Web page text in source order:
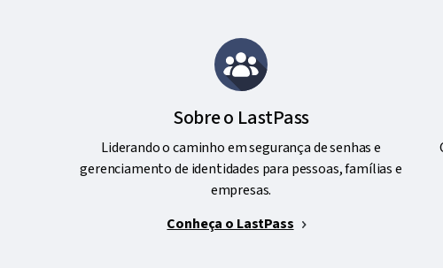
Sobre o LastPass
Liderando o caminho em segurança de senhas e
gerenciamento de identidades para pessoas, famílias e
empresas.
Conheça o LastPass